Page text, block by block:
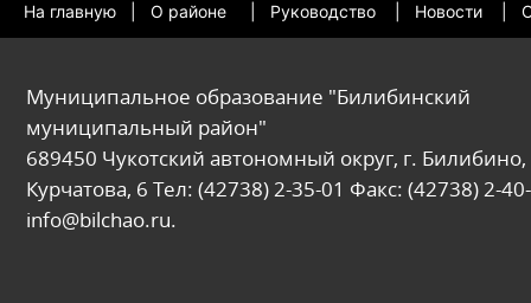
На главную О районе Руководство Новости
Муниципальное образование "Билибинский
муниципальный район"
689450 Чукотский автономный округ, г. Билибино,
Курчатова, 6 Тел: (42738) 2-35-01 Факс: (42738) 2-
info@bilchao.ru.